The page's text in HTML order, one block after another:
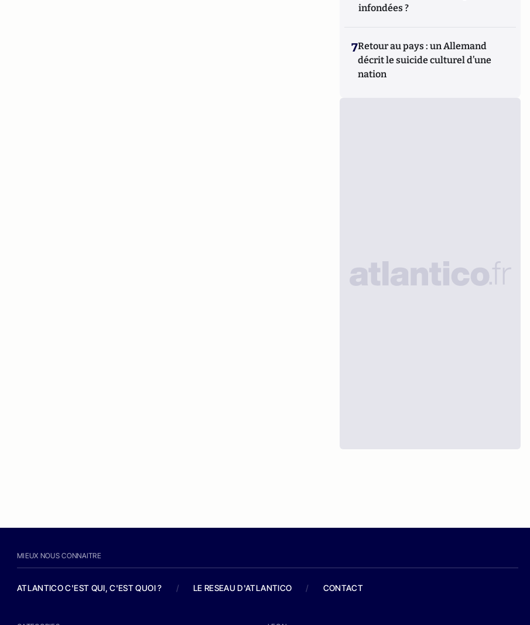
infondées ?
7Retour au pays : un Allemand
décrit le suicide culturel d’une
nation
MIEUX NOUS CONNAITRE
ATLANTICO C'EST QUI, C'EST QUOI ? / LE RESEAU D'ATLANTICO / CONTACT